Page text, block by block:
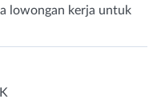
lowongan kerja untuk